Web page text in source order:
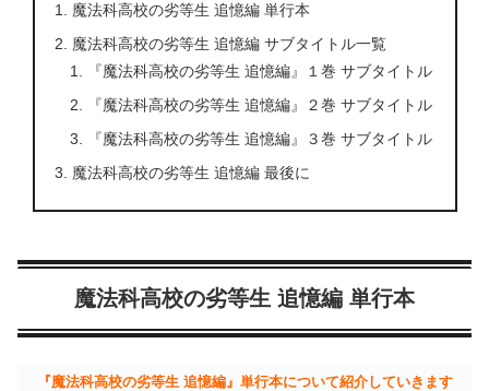
魔法科高校の劣等生 追憶編 単行本
魔法科高校の劣等生 追憶編 サブタイトル一覧
『魔法科高校の劣等生 追憶編』１巻 サブタイトル
『魔法科高校の劣等生 追憶編』２巻 サブタイトル
『魔法科高校の劣等生 追憶編』３巻 サブタイトル
魔法科高校の劣等生 追憶編 最後に
魔法科高校の劣等生 追憶編 単行本
『魔法科高校の劣等生 追憶編』単行本について紹介していきます